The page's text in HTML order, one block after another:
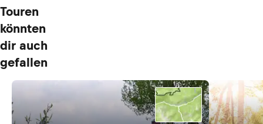
Touren
könnten
dir auch
gefallen